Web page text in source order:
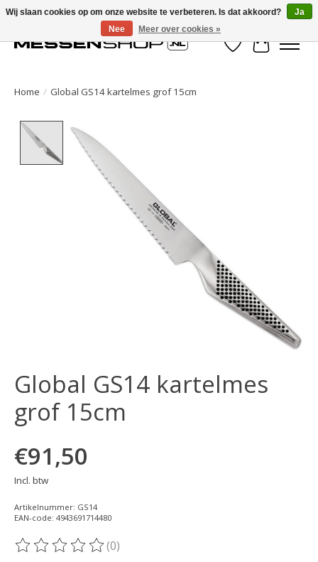
Verlanglijst
Home / Global GS14 kartelmes grof 15cm
Product image slideshow Items
Global GS14 kartelmes
grof 15cm
€91,50
Incl. btw
Artikelnummer: GS14
EAN-code: 4943691714480
De beoordeling van dit product is
(0)
Wij slaan cookies op om onze website te verbeteren. Is dat akkoord?
Ja
Nee
Meer over cookies »